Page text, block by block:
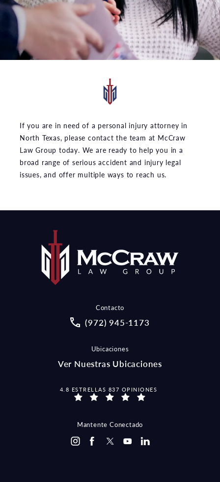
If you are in need of a personal injury attorney in
North Texas, please contact the team at McCraw
Law Group today. We are ready to help you in a
broad range of serious accident and injury legal
issues, and offer multiple ways to reach us.
Contacto
Call McCraw Law Group on the
(972) 945-1173
Ubicaciones
Ver Nuestras Ubicaciones
MCCRAW LAW GROUP OPINIONES:
4.8 ESTRELLAS 837 OPINIONES
Mantente Conectado